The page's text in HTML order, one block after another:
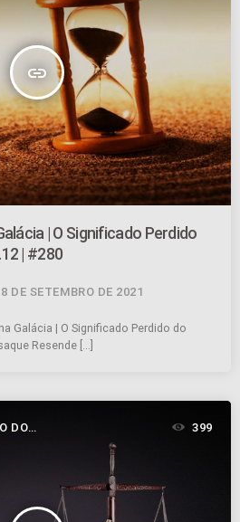
insert_link
| O Significado Perdido
| #280
DE SETEMBRO DE 2021
Galácia | O Significado Perdido do
Resende […]
DO
399